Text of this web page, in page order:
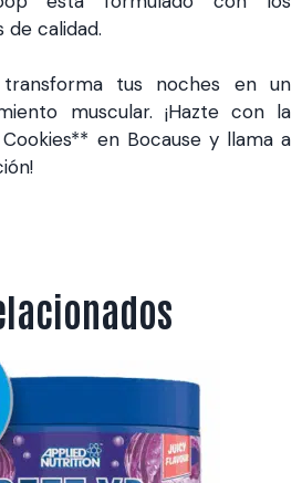
de calidad.
tus noches en un
muscular. ¡Hazte con la
en Bocause y llama a